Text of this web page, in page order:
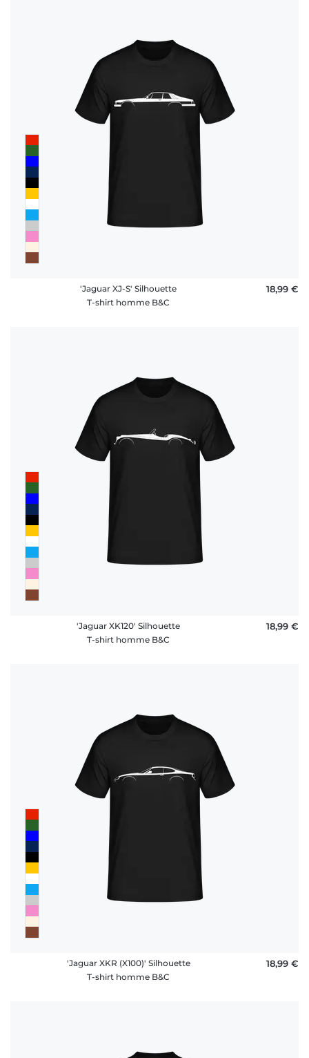
'Jaguar XJ-S' Silhouette
T-shirt homme B&C
18,99 €
'Jaguar XK120' Silhouette
T-shirt homme B&C
18,99 €
'Jaguar XKR (X100)' Silhouette
T-shirt homme B&C
18,99 €